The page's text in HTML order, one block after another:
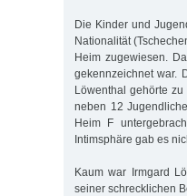
Die Kinder und
Nationalität
Heim zugewiesen.
gekennzeichnet war.
Löwenthal gehörte
neben 12
Heim F
Intimsphäre gab es
Kaum war Irmgard
seiner schrecklichen